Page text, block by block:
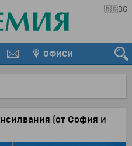
🇧🇬BG
ОФИСИ
(от София и
3*